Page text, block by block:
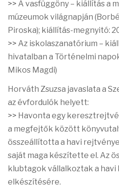
>> A vasfüggöny – kiállítás a
múzeumok világnapján
Piroska); kiállítás-megnyitó:
>> Az iskolaszanatórium –
hivatalban a Történelmi
Mikos Magdi)
Horváth Zsuzsa javaslata a
az évfordulók helyett:
>> Havonta egy
a megfejtők között
összeállította a havi
saját maga készítette el. Az
klubtagok vállalkoztak a
elkészítésére.